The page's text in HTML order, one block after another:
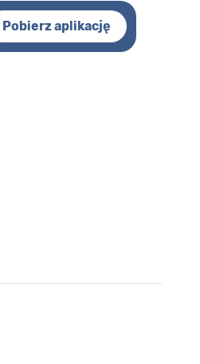
Pobierz aplikację